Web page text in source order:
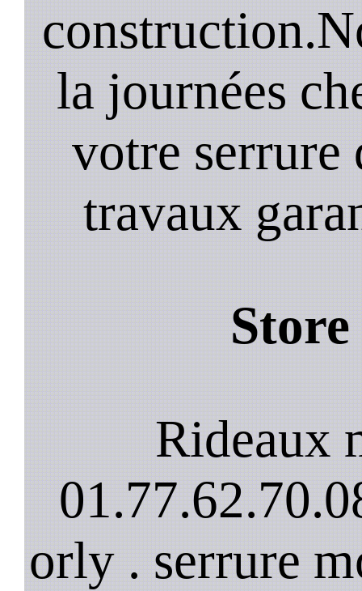
la journées
votre serrure
travaux
Rideaux
orly . serrure